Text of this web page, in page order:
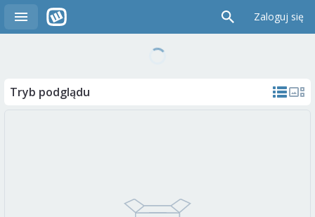
Zaloguj się
Tryb podglądu